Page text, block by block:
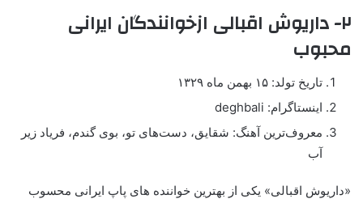
۲- داریوش اقبالی ازخوانندگان ایرانی
محبوب
تاریخ تولد: ۱۵ بهمن ماه ۱۳۲۹
اینستاگرام: deghbali
معروف‌ترین آهنگ: شقایق، دست‌های تو، بوی گندم، فریاد زیر
آب
«داریوش اقبالی» یکی از بهترین خواننده های پاپ ایرانی محسوب